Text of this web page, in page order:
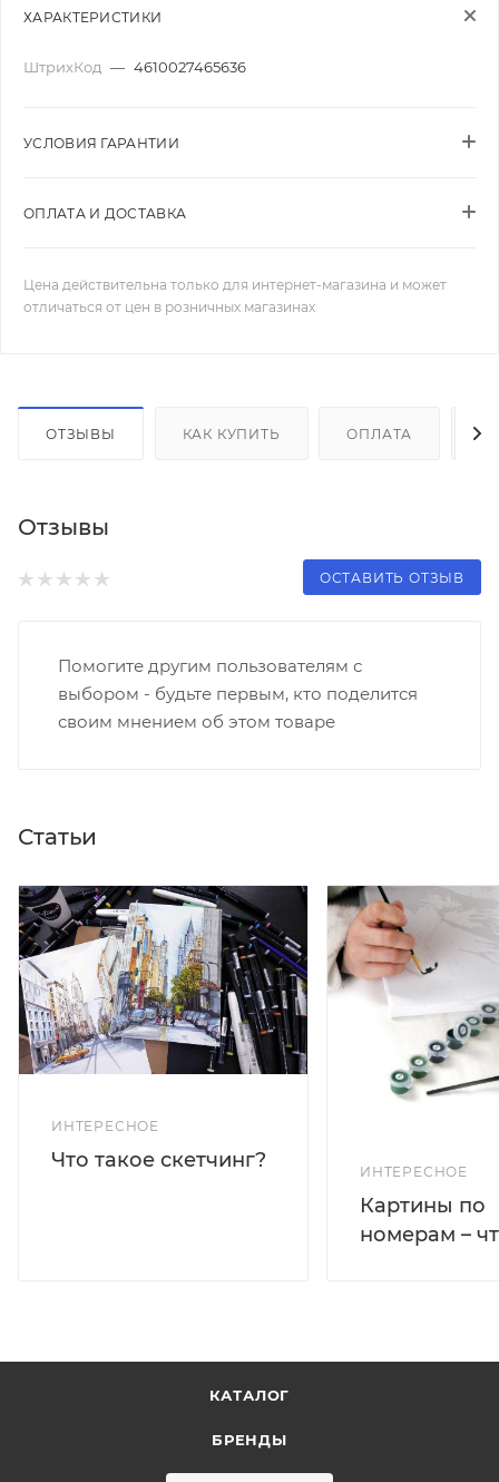
ХАРАКТЕРИСТИКИ
ШтрихКод — 4610027465636
УСЛОВИЯ ГАРАНТИИ
ОПЛАТА И ДОСТАВКА
Цена действительна только для интернет-магазина и может
отличаться от цен в розничных магазинах
ОТЗЫВЫ КАК КУПИТЬ ОПЛАТА
Отзывы
ОСТАВИТЬ ОТЗЫВ
Помогите другим пользователям с
выбором - будьте первым, кто поделится
своим мнением об этом товаре
Статьи
ИНТЕРЕСНОЕ
Что такое скетчинг?
ИНТЕРЕСНОЕ
Картины по
номерам –
КАТАЛОГ
БРЕНДЫ